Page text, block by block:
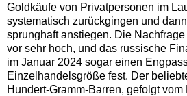
Goldkäufe von Privatpersonen im
systematisch zurückgingen und
sprunghaft anstiegen. Die
vor sehr hoch, und das russische
im Januar 2024 sogar einen
Einzelhandelsgröße fest. Der
Hundert-Gramm-Barren, gefolgt